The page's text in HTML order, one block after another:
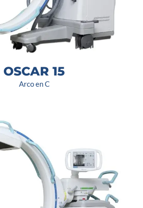
OSCAR 15
Arco en C